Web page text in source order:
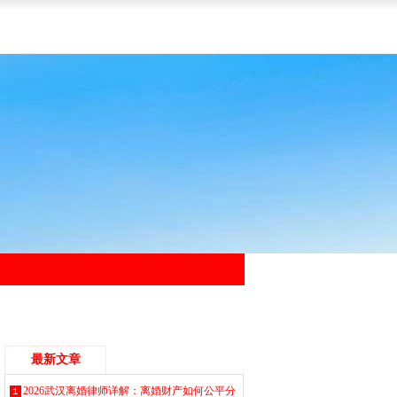
最新文章
2026武汉离婚律师详解：离婚财产如何公平分